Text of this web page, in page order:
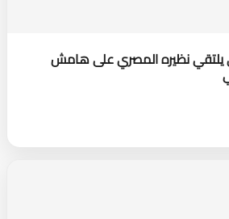
يلتقي نظيره المصري على هامش